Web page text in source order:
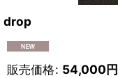
drop
販売価格: 54,000円